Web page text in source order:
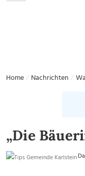
Home Nachrichten
„Die